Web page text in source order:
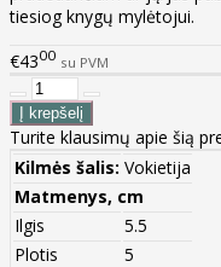
tiesiog knygų mylėtojui.
€4300 su PVM
Turite klausimų apie šią
Kilmės šalis: Vokietija
Matmenys, cm
Ilgis
5.5
Plotis
5